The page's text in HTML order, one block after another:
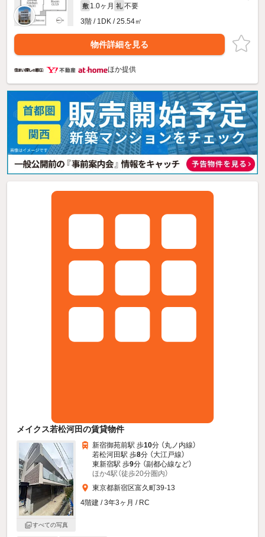
敷 1.0ヶ月 礼 不要
3階 / 1DK / 25.54㎡
物件詳細を見る
ほか提供
メイクス若松河田の賃貸物件
すべての写真
新宿御苑前駅 歩10分 （丸ノ内線）
若松河田駅 歩8分 （大江戸線）
東新宿駅 歩9分 （副都心線など）
ほか4駅（徒歩20分圏内）
東京都新宿区富久町39-13
4階建 / 3年3ヶ月 / RC